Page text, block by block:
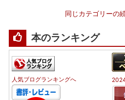
同じカテゴリーの
本のランキング
人気ブログランキングへ